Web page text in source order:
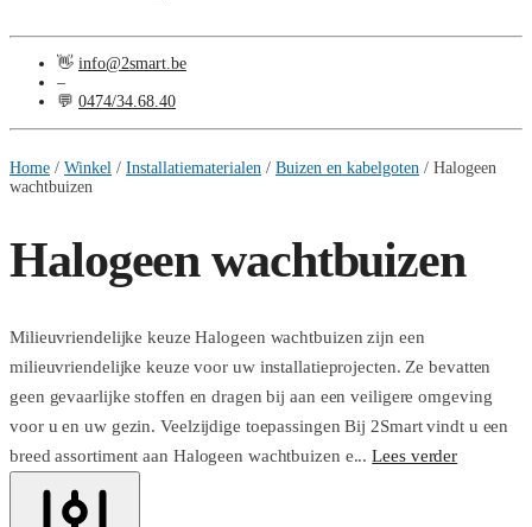
👋 info@2smart.be
–
💬 0474/34.68.40
Home / Winkel / Installatiematerialen / Buizen en kabelgoten / Halogeen
wachtbuizen
Halogeen wachtbuizen
Milieuvriendelijke keuze Halogeen wachtbuizen zijn een
milieuvriendelijke keuze voor uw installatieprojecten. Ze bevatten
geen gevaarlijke stoffen en dragen bij aan een veiligere omgeving
voor u en uw gezin. Veelzijdige toepassingen Bij 2Smart vindt u een
breed assortiment aan Halogeen wachtbuizen e...Lees verder